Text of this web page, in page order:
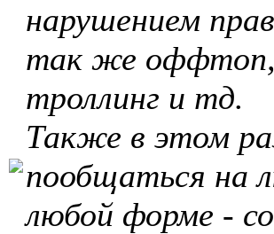
нарушением
так же
троллинг и тд.
Также в этом
пообщаться на
любой форме -